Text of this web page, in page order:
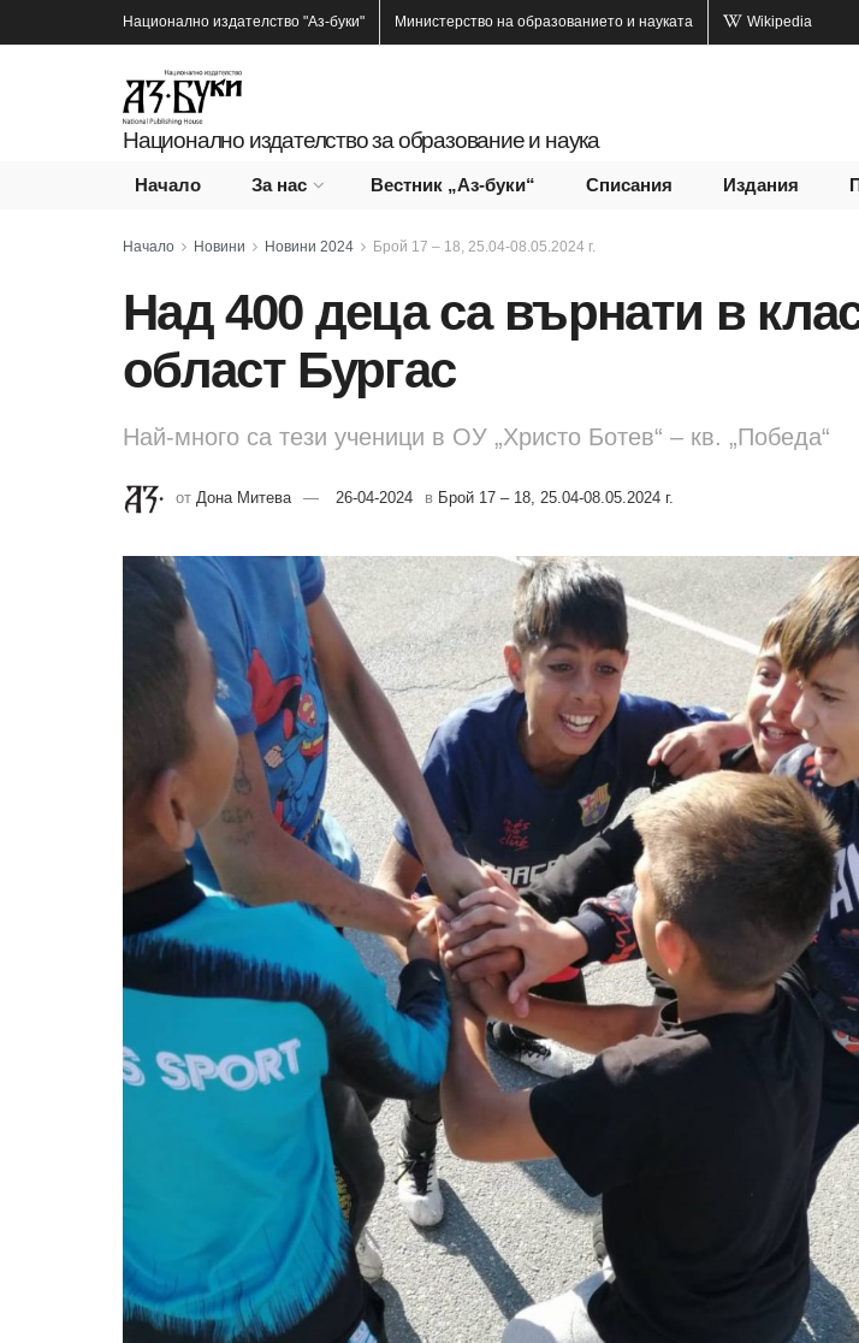
Национално издателство "Аз-буки" Министерство на образованието и науката Wikipedia
Национално издателство за образование и наука
Начало За нас Вестник „Аз-буки“ Списания Издания
Начало Новини Новини 2024 Брой 17 – 18, 25.04-08.05.2024 г.
Над 400 деца са върнати в
област Бургас
Най-много са тези ученици в ОУ „Христо Ботев“ – кв. „Победа“
от Дона Митева 26-04-2024 в Брой 17 – 18, 25.04-08.05.2024 г.